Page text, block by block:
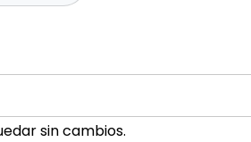
sin cambios.